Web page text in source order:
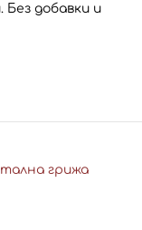
Без добавки и
грижа